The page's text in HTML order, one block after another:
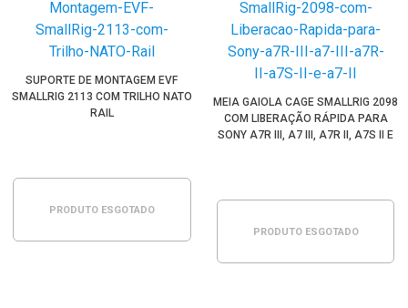
SUPORTE DE MONTAGEM EVF
SMALLRIG 2113 COM TRILHO NATO
RAIL
PRODUTO ESGOTADO
MEIA GAIOLA CAGE SMALLRIG 2098
COM LIBERAÇÃO RÁPIDA PARA
SONY A7R III, A7 III, A7R II, A7S II E
PRODUTO ESGOTADO